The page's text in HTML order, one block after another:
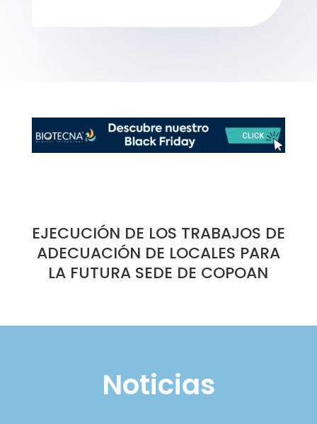
EJECUCIÓN DE LOS TRABAJOS DE
ADECUACIÓN DE LOCALES PARA
LA FUTURA SEDE DE COPOAN
Noticias